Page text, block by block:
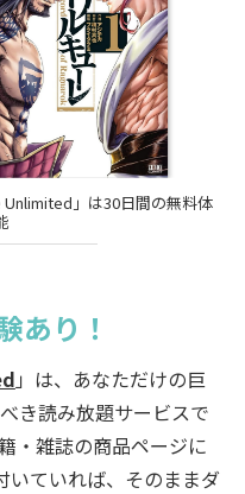
」は30日間の無料体
あり！
」は、あなただけの巨
き読み放題サービスで
・雑誌の商品ページに
いていれば、そのままダ